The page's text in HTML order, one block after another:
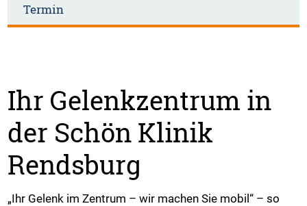
Termin
Ihr Gelenkzentrum in
der Schön Klinik
Rendsburg
„Ihr Gelenk im Zentrum – wir machen Sie mobil“ – so